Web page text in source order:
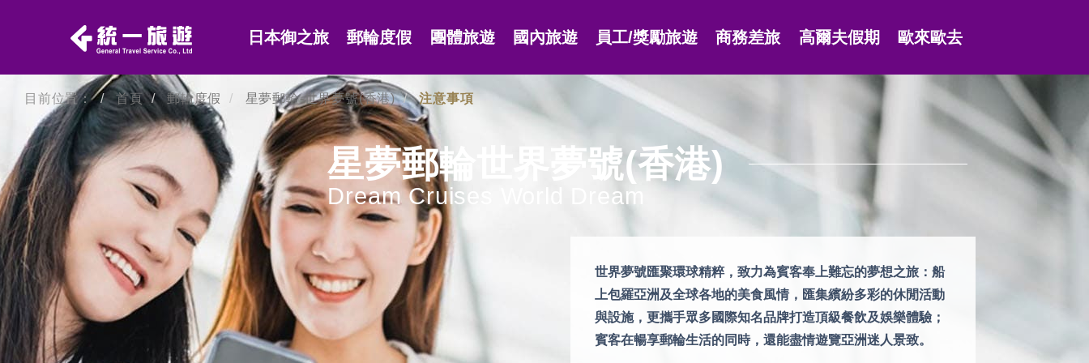
日本御之旅 郵輪度假 團體旅遊 國內旅遊 員工/獎勵旅遊 商務差旅 高爾夫假期 歐來歐去
目前位置： 首頁 郵輪度假 星夢郵輪-世界夢號(香港) 注意事項
星夢郵輪世界夢號(香港)
Dream Cruises World Dream
世界夢號匯聚環球精粹，致力為賓客奉上難忘的夢想之旅：船
上包羅亞洲及全球各地的美食風情，匯集繽紛多彩的休閒活動
與設施，更攜手眾多國際知名品牌打造頂級餐飲及娛樂體驗；
賓客在暢享郵輪生活的同時，還能盡情遊覽亞洲迷人景致。